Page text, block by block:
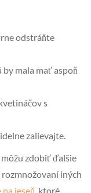
odstráňte
by mala mať aspoň
s
zalievajte.
zdobiť ďalšie
iných
jeseň, ktoré